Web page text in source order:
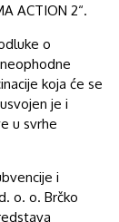
ACTION 2“.
o
koja će se
je i
u svrhe
i
o. o. Brčko